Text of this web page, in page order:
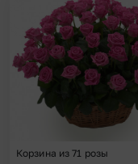
Корзина из 71 розы